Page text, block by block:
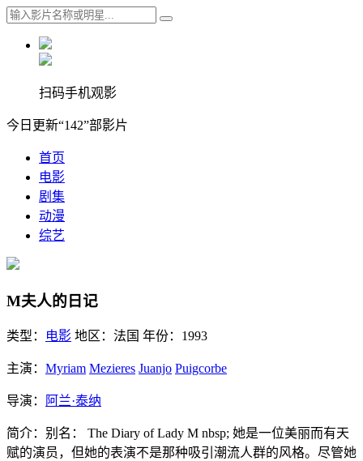
扫码手机观影
今日更新“142”部影片
首页
电影
剧集
动漫
综艺
M夫人的日记
类型： 电影 地区： 法国 年份： 1993
主演： Myriam Mezieres Juanjo Puigcorbe
导演： 阿兰·泰纳
简介： 别名： The Diary of Lady M nbsp; 她是一位美丽而有天
赋的演员，但她的表演不是那种吸引潮流人群的风格。尽管她